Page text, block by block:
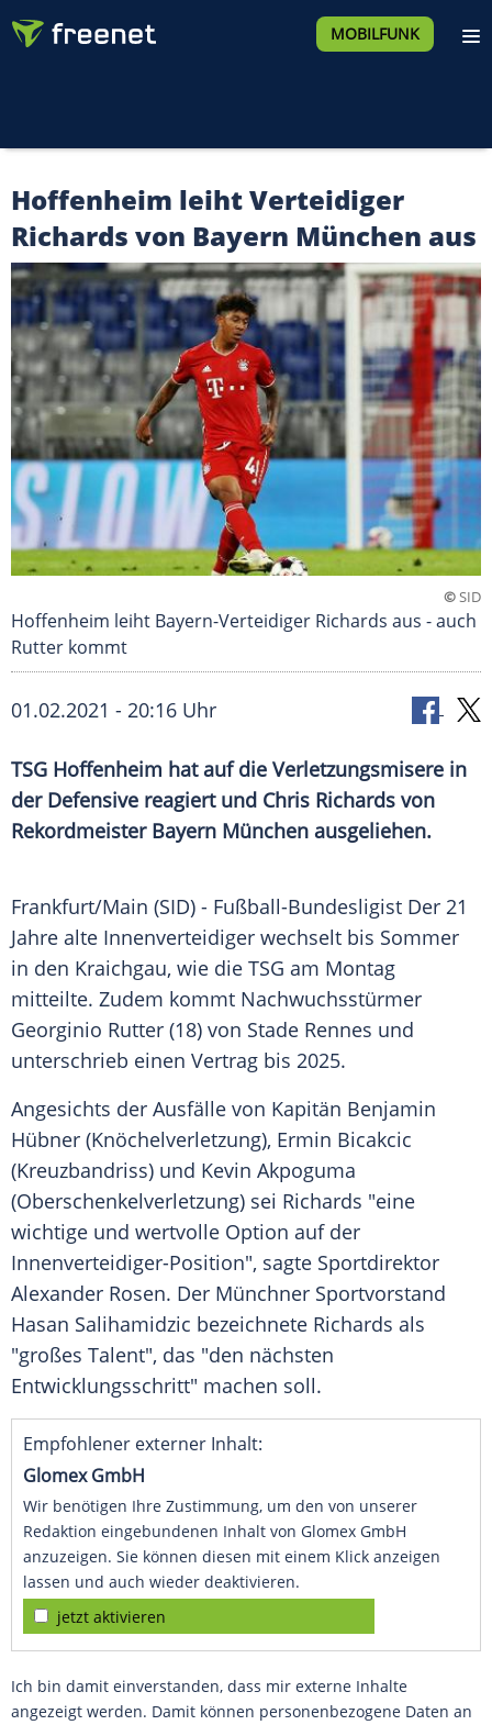
MOBILFUNK
Hoffenheim leiht Verteidiger
Richards von Bayern München aus
©SID
Hoffenheim leiht Bayern-Verteidiger Richards aus - auch
Rutter kommt
01.02.2021 - 20:16 Uhr
TSG Hoffenheim hat auf die Verletzungsmisere in
der Defensive reagiert und Chris Richards von
Rekordmeister Bayern München ausgeliehen.
Frankfurt/Main (SID) - Fußball-Bundesligist Der 21
Jahre alte Innenverteidiger wechselt bis Sommer
in den Kraichgau, wie die TSG am Montag
mitteilte. Zudem kommt Nachwuchsstürmer
Georginio Rutter (18) von Stade Rennes und
unterschrieb einen Vertrag bis 2025.
Angesichts der Ausfälle von Kapitän Benjamin
Hübner (Knöchelverletzung), Ermin Bicakcic
(Kreuzbandriss) und Kevin Akpoguma
(Oberschenkelverletzung) sei Richards "eine
wichtige und wertvolle Option auf der
Innenverteidiger-Position", sagte Sportdirektor
Alexander Rosen. Der Münchner Sportvorstand
Hasan Salihamidzic bezeichnete Richards als
"großes Talent", das "den nächsten
Entwicklungsschritt" machen soll.
Empfohlener externer Inhalt:
Glomex GmbH
Wir benötigen Ihre Zustimmung, um den von unserer
Redaktion eingebundenen Inhalt von Glomex GmbH
anzuzeigen. Sie können diesen mit einem Klick anzeigen
lassen und auch wieder deaktivieren.
jetzt aktivieren
Ich bin damit einverstanden, dass mir externe Inhalte
angezeigt werden. Damit können personenbezogene Daten an